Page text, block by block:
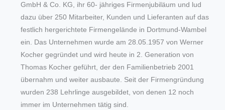
GmbH & Co. KG, ihr 60- jähriges Firmenjubiläum und lud
dazu über 250 Mitarbeiter, Kunden und Lieferanten auf das
festlich hergerichtete Firmengelände in Dortmund-Wambel
ein. Das Unternehmen wurde am 28.05.1957 von Werner
Kocher gegründet und wird heute in 2. Generation von
Thomas Kocher geführt, der den Familienbetrieb 2001
übernahm und weiter ausbaute. Seit der Firmengründung
wurden 238 Lehrlinge ausgebildet, von denen 12 noch
immer im Unternehmen tätig sind.